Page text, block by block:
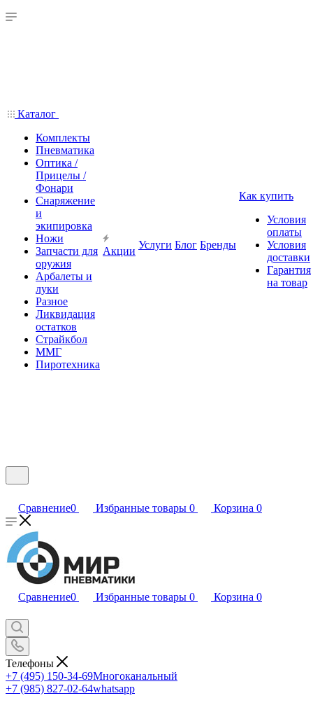
Каталог
Комплекты
Пневматика
Оптика /
Прицелы /
Фонари
Снаряжение
и
экипировка
Ножи
Запчасти для
оружия
Арбалеты и
луки
Разное
Ликвидация
остатков
Страйкбол
ММГ
Пиротехника
Акции
Услуги Блог Бренды
Как купить
Условия
оплаты
Условия
доставки
Гарантия
на товар
Сравнение0 Избранные товары 0 Корзина 0
Сравнение0 Избранные товары 0 Корзина 0
Телефоны
+7 (495) 150-34-69Многоканальный
+7 (985) 827-02-64whatsapp